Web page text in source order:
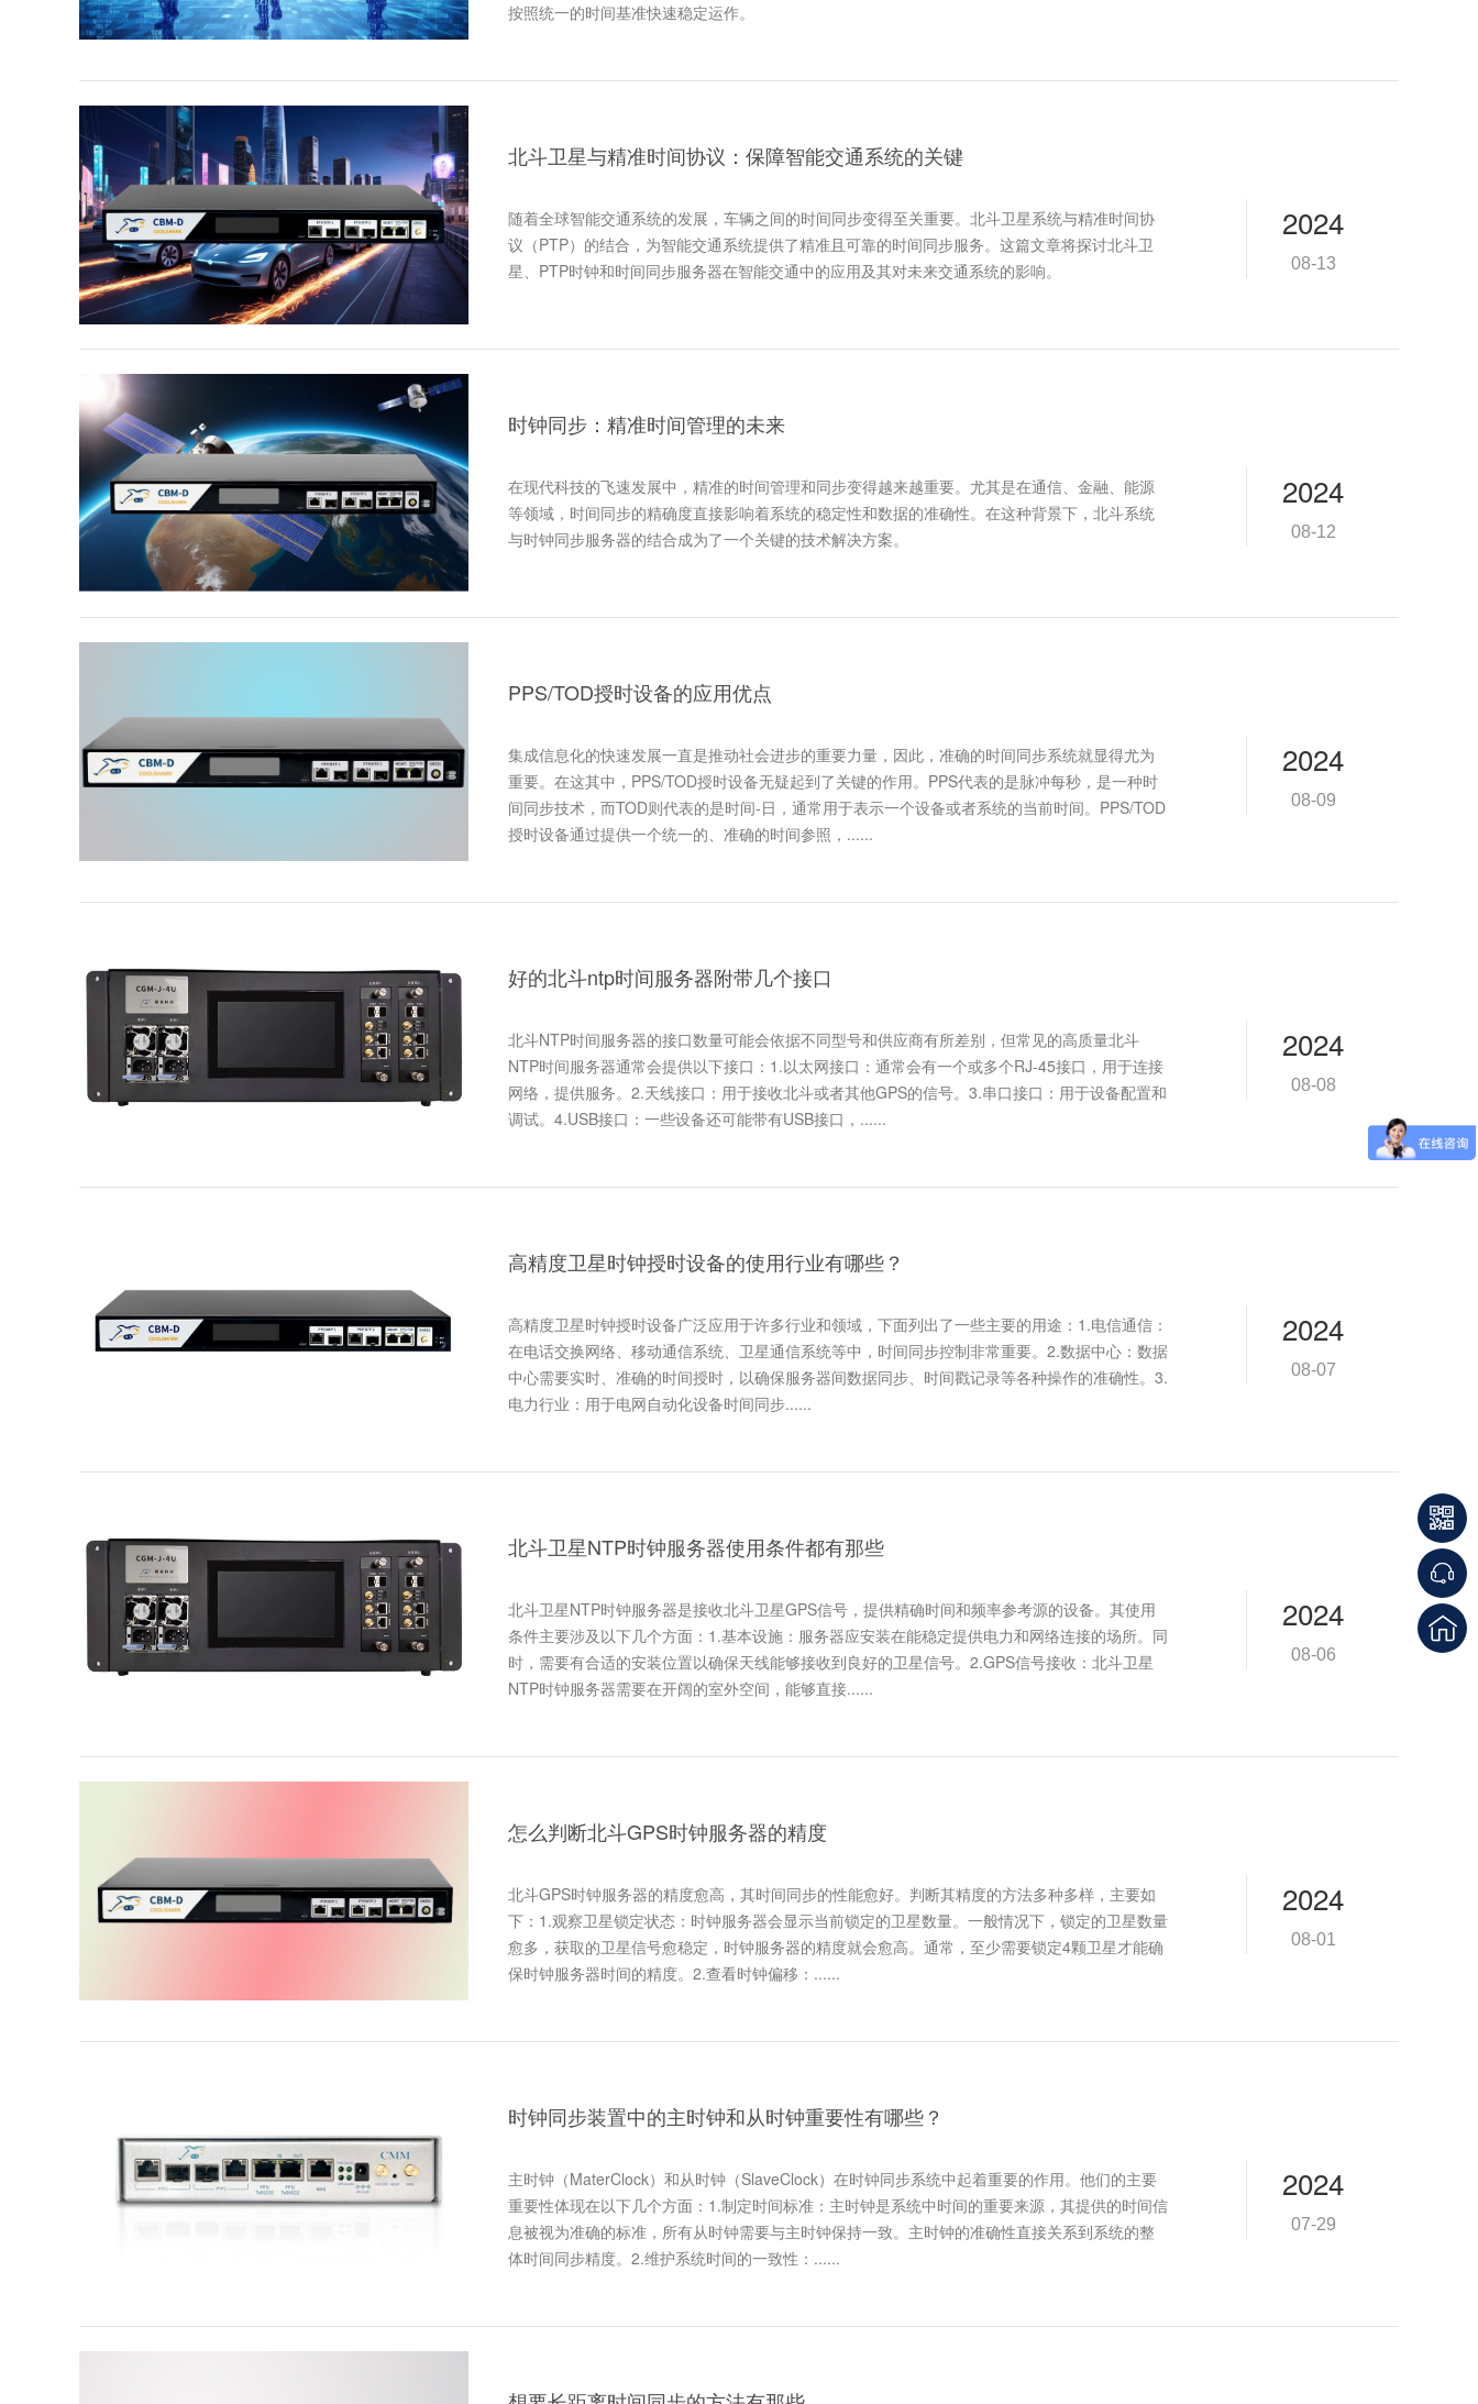
按照统一的时间基准快速稳定运作。
2024
08-13
北斗卫星与精准时间协议：保障智能交通系统的关键
随着全球智能交通系统的发展，车辆之间的时间同步变得至关重要。北斗卫星系统与精准时间协
议（PTP）的结合，为智能交通系统提供了精准且可靠的时间同步服务。这篇文章将探讨北斗卫
星、PTP时钟和时间同步服务器在智能交通中的应用及其对未来交通系统的影响。
2024
08-12
时钟同步：精准时间管理的未来
在现代科技的飞速发展中，精准的时间管理和同步变得越来越重要。尤其是在通信、金融、能源
等领域，时间同步的精确度直接影响着系统的稳定性和数据的准确性。在这种背景下，北斗系统
与时钟同步服务器的结合成为了一个关键的技术解决方案。
2024
08-09
PPS/TOD授时设备的应用优点
集成信息化的快速发展一直是推动社会进步的重要力量，因此，准确的时间同步系统就显得尤为
重要。在这其中，PPS/TOD授时设备无疑起到了关键的作用。PPS代表的是脉冲每秒，是一种时
间同步技术，而TOD则代表的是时间-日，通常用于表示一个设备或者系统的当前时间。PPS/TOD
授时设备通过提供一个统一的、准确的时间参照，......
2024
08-08
好的北斗ntp时间服务器附带几个接口
北斗NTP时间服务器的接口数量可能会依据不同型号和供应商有所差别，但常见的高质量北斗
NTP时间服务器通常会提供以下接口：1.以太网接口：通常会有一个或多个RJ-45接口，用于连接
网络，提供服务。2.天线接口：用于接收北斗或者其他GPS的信号。3.串口接口：用于设备配置和
调试。4.USB接口：一些设备还可能带有USB接口，......
2024
08-07
高精度卫星时钟授时设备的使用行业有哪些？
高精度卫星时钟授时设备广泛应用于许多行业和领域，下面列出了一些主要的用途：1.电信通信：
在电话交换网络、移动通信系统、卫星通信系统等中，时间同步控制非常重要。2.数据中心：数据
中心需要实时、准确的时间授时，以确保服务器间数据同步、时间戳记录等各种操作的准确性。3.
电力行业：用于电网自动化设备时间同步......
2024
08-06
北斗卫星NTP时钟服务器使用条件都有那些
北斗卫星NTP时钟服务器是接收北斗卫星GPS信号，提供精确时间和频率参考源的设备。其使用
条件主要涉及以下几个方面：1.基本设施：服务器应安装在能稳定提供电力和网络连接的场所。同
时，需要有合适的安装位置以确保天线能够接收到良好的卫星信号。2.GPS信号接收：北斗卫星
NTP时钟服务器需要在开阔的室外空间，能够直接......
2024
08-01
怎么判断北斗GPS时钟服务器的精度
北斗GPS时钟服务器的精度愈高，其时间同步的性能愈好。判断其精度的方法多种多样，主要如
下：1.观察卫星锁定状态：时钟服务器会显示当前锁定的卫星数量。一般情况下，锁定的卫星数量
愈多，获取的卫星信号愈稳定，时钟服务器的精度就会愈高。通常，至少需要锁定4颗卫星才能确
保时钟服务器时间的精度。2.查看时钟偏移：......
2024
07-29
时钟同步装置中的主时钟和从时钟重要性有哪些？
主时钟（MaterClock）和从时钟（SlaveClock）在时钟同步系统中起着重要的作用。他们的主要
重要性体现在以下几个方面：1.制定时间标准：主时钟是系统中时间的重要来源，其提供的时间信
息被视为准确的标准，所有从时钟需要与主时钟保持一致。主时钟的准确性直接关系到系统的整
体时间同步精度。2.维护系统时间的一致性：......